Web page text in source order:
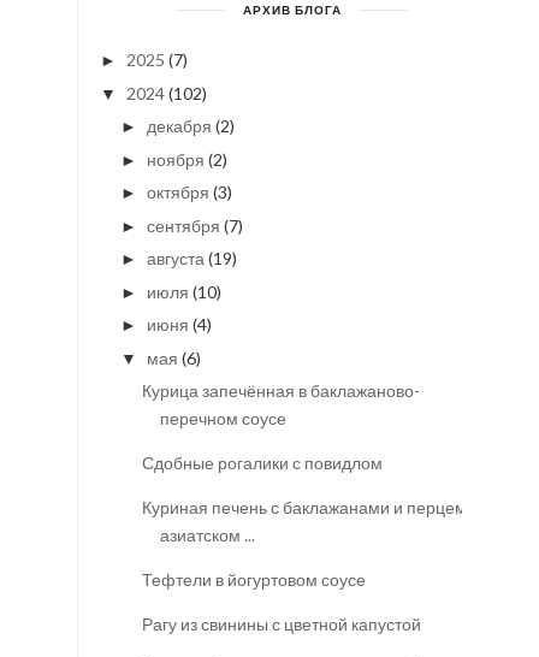
АРХИВ БЛОГА
► 2025 (7)
▼ 2024(102)
► декабря (2)
► ноября (2)
► октября (3)
► сентября (7)
► августа (19)
► июля (10)
► июня (4)
▼ мая (6)
Курица запечённая в баклажаново-
перечном соусе
Сдобные рогалики с повидлом
Куриная печень с баклажанами и перцем в
азиатском ...
Тефтели в йогуртовом соусе
Рагу из свинины с цветной капустой